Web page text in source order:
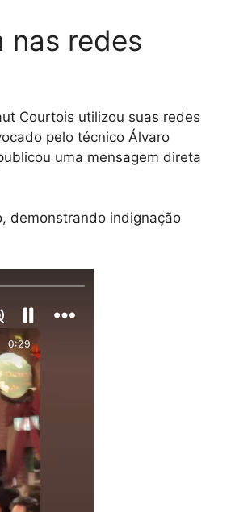
nas redes
Courtois utilizou suas redes
pelo técnico Álvaro
uma mensagem direta
demonstrando indignação